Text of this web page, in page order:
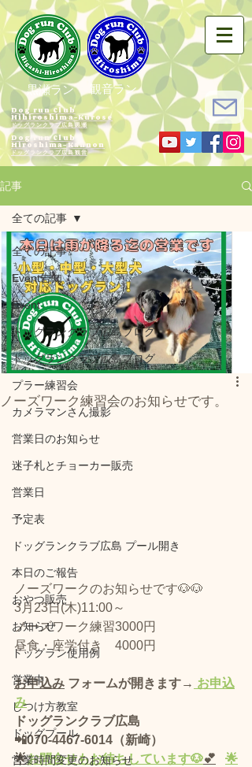
黒瀬ラン 観音ラン
Dog run Club
Hihiroshima-Kurose
ドッグランクラブ広島黒瀬
Dog run Club
Hiroshima-Kannon
​ドッグランクラブ広島観音
記事
全ての記事
Event告知
Event
ドッグランクラブ広島ブログ
ドッグランクラブ広島ブログ
プラー練習会
カメラマンさん撮影
営業日のお知らせ
迷子札とチョーカー販売
営業日
予定表
ドッグランクラブ広島 プール開き
本日のご報告
おやつ販売
お知らせ
ドッグラン使用例
営業中
しつけ方教室
ドッグプール
営業時間変更のお知らせ
全ての記事
ノーズワーク練習会のお知らせです。
ノーズワークのお知らせです🐶🐶
3月23日(木)11:00～
ノーズワーク練習3000円
昼食・座学付き　4000円
お申込み フォームが開きます→ お申込
み
ドッグランクラブ広島
📲070-4467-6014（新崎）
🌟お問合せもお待ちしています🐶💕
🌟